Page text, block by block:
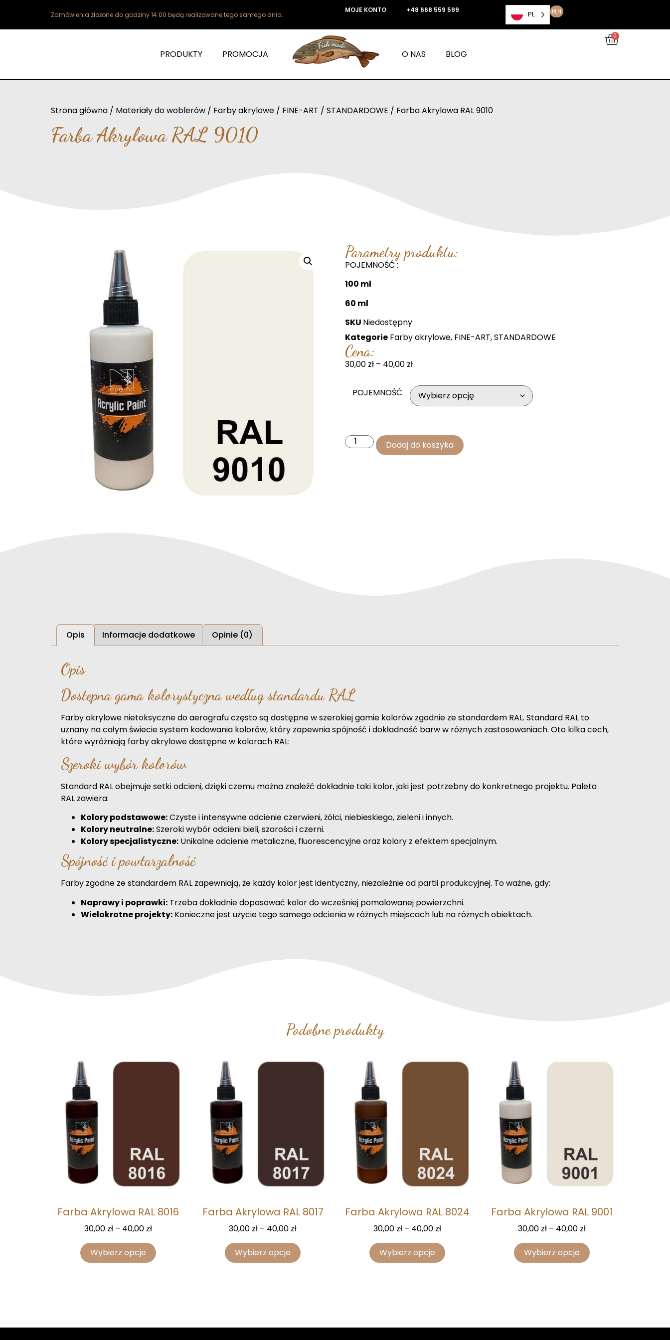
Zamówienia złożone do godziny 14:00 będą realizowane tego samego dnia.
MOJE KONTO +48 668 559 599 PL PLN
PRODUKTY PROMOCJA O NAS BLOG
0
Strona główna / Materiały do woblerów / Farby akrylowe / FINE-ART / STANDARDOWE / Farba Akrylowa RAL 9010
Farba Akrylowa RAL 9010
Parametry produktu:
POJEMNOŚĆ :
100 ml
60 ml
SKU Niedostępny
Kategorie Farby akrylowe, FINE-ART,STANDARDOWE
Cena:
30,00 zł – 40,00 zł
POJEMNOŚĆ
Dodaj do koszyka
Opis Informacje dodatkowe Opinie (0)
Opis
Dostępna gama kolorystyczna według standardu RAL
Farby akrylowe nietoksyczne do aerografu często są dostępne w szerokiej gamie kolorów zgodnie ze standardem RAL. Standard RAL to
uznany na całym świecie system kodowania kolorów, który zapewnia spójność i dokładność barw w różnych zastosowaniach. Oto kilka cech,
które wyróżniają farby akrylowe dostępne w kolorach RAL:
Szeroki wybór kolorów
Standard RAL obejmuje setki odcieni, dzięki czemu można znaleźć dokładnie taki kolor, jaki jest potrzebny do konkretnego projektu. Paleta
RAL zawiera:
Kolory podstawowe:Czyste i intensywne odcienie czerwieni, żółci, niebieskiego, zieleni i innych.
Kolory neutralne:Szeroki wybór odcieni bieli, szarości i czerni.
Kolory specjalistyczne: Unikalne odcienie metaliczne, fluorescencyjne oraz kolory z efektem specjalnym.
Spójność i powtarzalność
Farby zgodne ze standardem RAL zapewniają, że każdy kolor jest identyczny, niezależnie od partii produkcyjnej. To ważne, gdy:
Naprawy i poprawki: Trzeba dokładnie dopasować kolor do wcześniej pomalowanej powierzchni.
Wielokrotne projekty: Konieczne jest użycie tego samego odcienia w różnych miejscach lub na różnych obiektach.
Podobne produkty
Farba Akrylowa RAL 8016
30,00 zł – 40,00 zł
Wybierz opcje
Farba Akrylowa RAL 8017
30,00 zł – 40,00 zł
Wybierz opcje
Farba Akrylowa RAL 8024
30,00 zł – 40,00 zł
Wybierz opcje
Farba Akrylowa RAL 9001
30,00 zł – 40,00 zł
Wybierz opcje